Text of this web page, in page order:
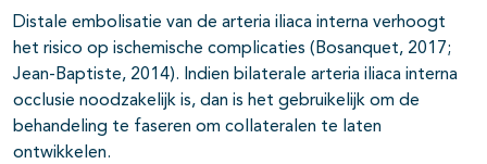
Distale embolisatie van de arteria iliaca interna verhoogt
het risico op ischemische complicaties (Bosanquet, 2017;
Jean-Baptiste, 2014). Indien bilaterale arteria iliaca interna
occlusie noodzakelijk is, dan is het gebruikelijk om de
behandeling te faseren om collateralen te laten
ontwikkelen.